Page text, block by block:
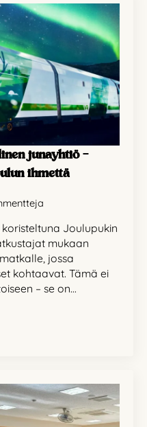
junayhtiö –
ihmettä
Joulupukin
mukaan
jossa
kohtaavat. Tämä ei
– se on…